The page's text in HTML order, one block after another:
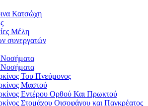
Κατσώχη
Μέλη
συνεργατών
Του Πνεύμονος
Μαστού
Εντέρου Ορθού Και Πρωκτού
Στομάχου Οισοφάγου και Παγκρέατος